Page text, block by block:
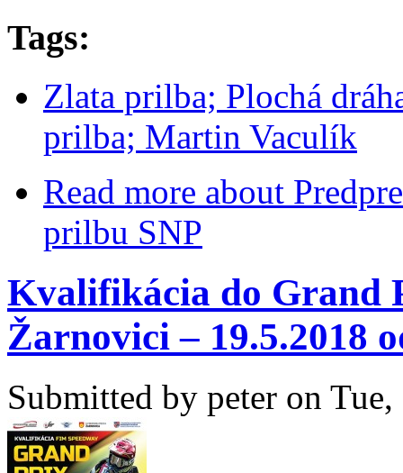
Tags:
Zlata prilba; Plochá
prilba; Martin Vaculík
Read more about
prilbu SNP
Kvalifikácia do Grand
Žarnovici – 19.5.2018
Submitted by peter on